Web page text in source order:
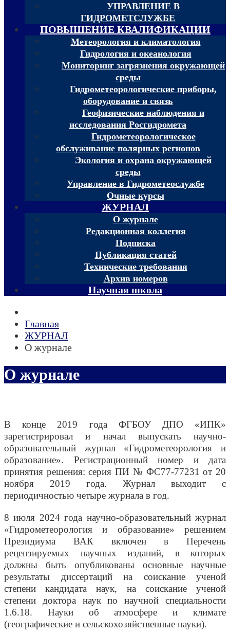
УПРАВЛЕНИЕ В
ГИДРОМЕТСЛУЖБЕ
ПОВЫШЕНИЕ КВАЛИФИКАЦИИ
Метеорология и климатология
Гидрология и океанология
Мониторинг загрязнения окружающей
среды
Гидрометеорологические приборы,
оборудование и связь
Геофизические наблюдения и
исследования Росгидромета
Гидрометеорологическое
обслуживание полярных регионов
Экология и охрана окружающей
среды
Управление в Гидрометеослужбе
Очные курсы
ЖУРНАЛ
О журнале
Редакционная коллегия
Подписка
Публикация статей
Технические требования
Архив номеров
Научная школа
Главная
ЖУРНАЛ
О журнале
О журнале
В конце 2019 года ФГБОУ ДПО «ИПК»
зарегистрировал и начал выпускать научно-
образовательный журнал «Гидрометеорология и
образование». Регистрационный номер и дата
принятия решения: серия ПИ № ФС77-77231 от 20
ноября 2019 года. Журнал выходит с
периодичностью четыре журнала в год.
8 июля 2024 года научно-образовательный журнал
«Гидрометеорология и образование» решением
Президиума ВАК включен в Перечень
рецензируемых научных изданий, в которых
должны быть опубликованы основные научные
результаты диссертаций на соискание ученой
степени кандидата наук, на соискание ученой
степени доктора наук по научной специальности
1.6.18. Науки об атмосфере и климате
(географические и сельскохозяйственные науки).